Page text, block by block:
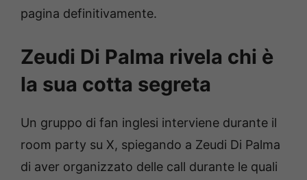
pagina definitivamente.
Zeudi Di Palma rivela chi è
la sua cotta segreta
Un gruppo di fan inglesi interviene durante il
room party su X, spiegando a Zeudi Di Palma
di aver organizzato delle call durante le quali